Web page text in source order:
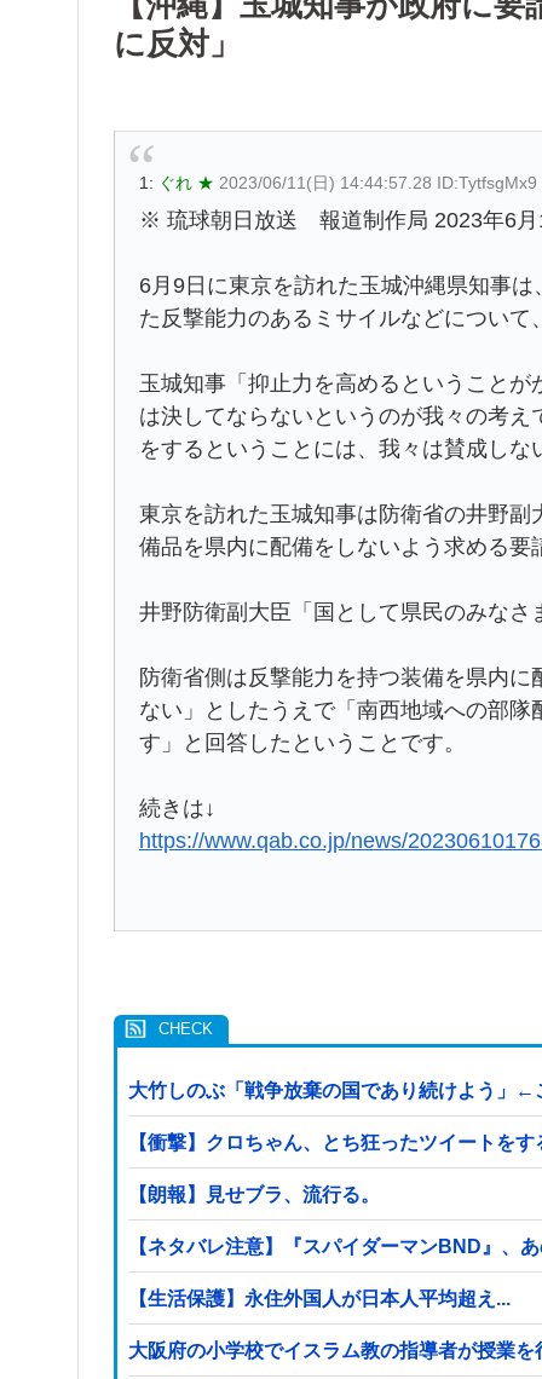
に反対」
1: ぐれ ★ 2023/06/11(日) 14:44:57.28 ID:TytfsgMx9
※ 琉球朝日放送 報道制作局 2023年6月
6月9日に東京を訪れた玉城沖縄県知事
た反撃能力のあるミサイルなどについ
玉城知事「抑止力を高めるということ
は決してならないというのが我々の考
をするということには、我々は賛成しな
東京を訪れた玉城知事は防衛省の井野
備品を県内に配備をしないよう求める要
井野防衛副大臣「国として県民のみな
防衛省側は反撃能力を持つ装備を県内
ない」としたうえで「南西地域への部
す」と回答したということです。
続きは↓
https://www.qab.co.jp/news/
大竹しのぶ「戦争放棄の国であり続けよう」←
【衝撃】クロちゃん、とち狂ったツイートを
【朗報】見せブラ、流行る。
【ネタバレ注意】『スパイダーマンBND』、
【生活保護】永住外国人が日本人平均超え...